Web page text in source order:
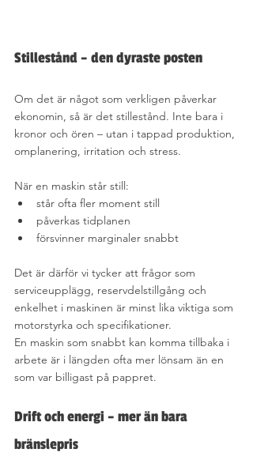
Stillestånd – den dyraste posten
Om det är något som verkligen påverkar
ekonomin, så är det stillestånd. Inte bara i
kronor och ören – utan i tappad produktion,
omplanering, irritation och stress.
När en maskin står still:
står ofta fler moment still
påverkas tidplanen
försvinner marginaler snabbt
Det är därför vi tycker att frågor som
serviceupplägg, reservdelstillgång och
enkelhet i maskinen är minst lika viktiga som
motorstyrka och specifikationer.
En maskin som snabbt kan komma tillbaka i
arbete är i längden ofta mer lönsam än en
som var billigast på pappret.
Drift och energi – mer än bara
bränslepris